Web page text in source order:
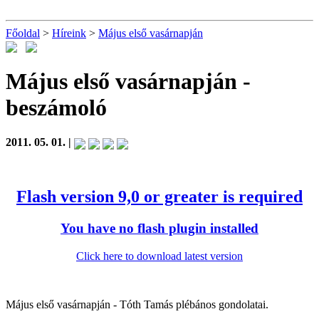
Főoldal > Híreink > Május első vasárnapján
Május első vasárnapján -
beszámoló
2011. 05. 01. |
Flash version 9,0 or greater is required
You have no flash plugin installed
Click here to download latest version
Május első vasárnapján - Tóth Tamás plébános gondolatai.